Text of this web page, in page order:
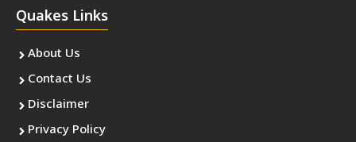
Quakes Links
About Us
Contact Us
Disclaimer
Privacy Policy